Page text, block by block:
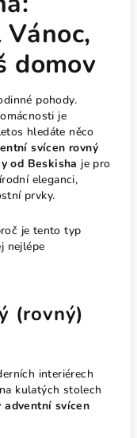
domov
pohody.
je
hledáte něco
svícen rovný
od Beskisha je pro
eleganci,
prvky.
je tento typ
nejlépe
(rovný)
interiérech
kulatých stolech
adventní svícen